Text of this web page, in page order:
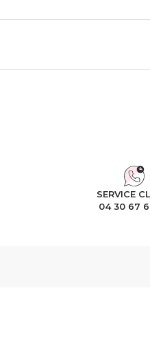
SERVICE
04 30 67